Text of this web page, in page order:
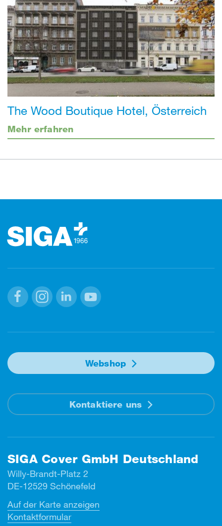
The Wood Boutique Hotel, Österreich
Mehr erfahren
Webshop
Kontaktiere uns
SIGA Cover GmbH Deutschland
Willy-Brandt-Platz 2
DE-12529 Schönefeld
Auf der Karte anzeigen
Kontaktformular